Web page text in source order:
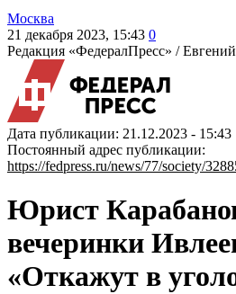
Москва
21 декабря 2023, 15:43 0
Редакция «ФедералПресс» /
Дата публикации: 21.12.2023 - 15:43
Постоянный адрес публикации:
https://fedpress.ru/news/77/society/
Юрист
вечеринки
«Откажут в